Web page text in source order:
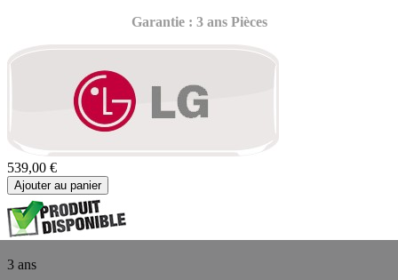
Garantie : 3 ans Pièces
539,00 €
Ajouter au panier
3 ans